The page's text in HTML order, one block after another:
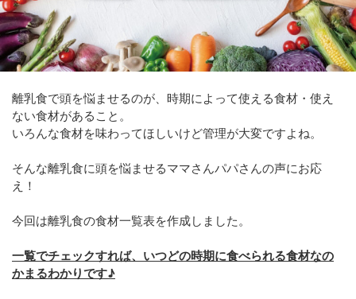
離乳食で頭を悩ませるのが、時期によって使える食材・使え
ない食材があること。
いろんな食材を味わってほしいけど管理が大変ですよね。
そんな離乳食に頭を悩ませるママさんパパさんの声にお応
え！
今回は離乳食の食材一覧表を作成しました。
一覧でチェックすれば、いつどの時期に食べられる食材なの
かまるわかりです♪